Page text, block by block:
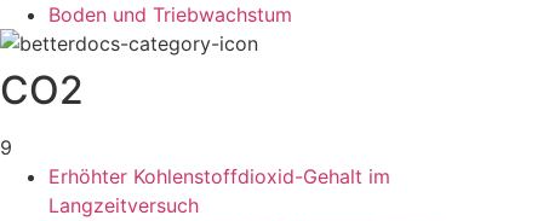
Boden und Triebwachstum
CO2
9
Erhöhter Kohlenstoffdioxid-Gehalt im
Langzeitversuch